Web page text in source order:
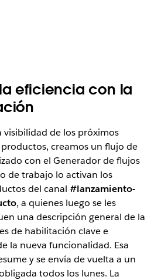
eficiencia con la
visibilidad de los próximos
creamos un flujo de
con el Generador de flujos
de trabajo lo activan los
del canal #lanzamiento-
, a quienes luego se les
una descripción general de la
de habilitación clave e
la nueva funcionalidad. Esa
y se envía de vuelta a un
todos los lunes. La